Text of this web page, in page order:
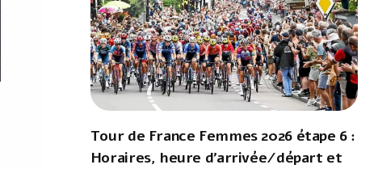
Tour de France Femmes 2026 étape 6 :
Horaires, heure d'arrivée/départ et